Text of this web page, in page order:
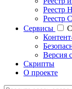
Реестр
Реестр
Cервисы
Версия
Скрипты
О проекте